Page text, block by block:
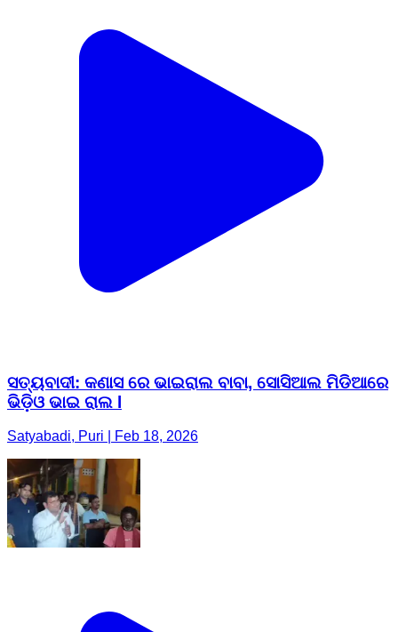
ସତ୍ୟବାଦୀ: କଣାସ ରେ ଭାଇରାଲ ବାବା, ସୋସିଆଲ ମିଡିଆରେ
ଭିଡ଼ିଓ ଭାଇ ରାଲ l
Satyabadi, Puri | Feb 18, 2026